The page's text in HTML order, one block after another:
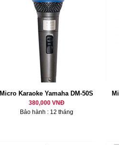
Micro Karaoke Yamaha DM-50S
380,000 VNĐ
Bảo hành : 12 tháng